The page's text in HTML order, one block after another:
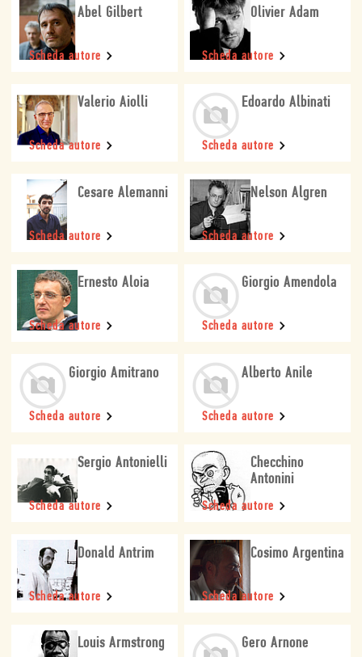
Abel Gilbert
Scheda autore
Olivier Adam
Scheda autore
Valerio Aiolli
Scheda autore
Edoardo Albinati
Scheda autore
Cesare Alemanni
Scheda autore
Nelson Algren
Scheda autore
Ernesto Aloia
Scheda autore
Giorgio Amendola
Scheda autore
Giorgio Amitrano
Scheda autore
Alberto Anile
Scheda autore
Sergio Antonielli
Scheda autore
Checchino
Antonini
Scheda autore
Donald Antrim
Scheda autore
Cosimo Argentina
Scheda autore
Louis Armstrong Gero Arnone